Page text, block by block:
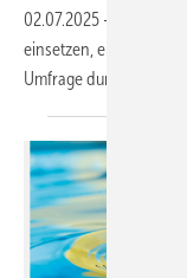
02.07.2025 -
ein­setzen, erläu­terten
Um­fragedurch­geführt.